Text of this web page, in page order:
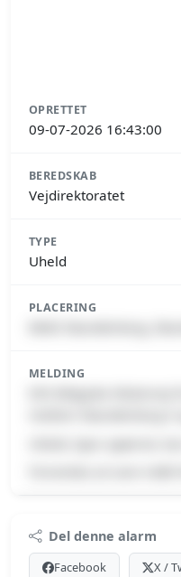
OPRETTET
09-07-2026 16:43:00
BEREDSKAB
Vejdirektoratet
TYPE
Uheld
PLACERING
MELDING
Log ind med Premium
Del denne alarm
Facebook X /